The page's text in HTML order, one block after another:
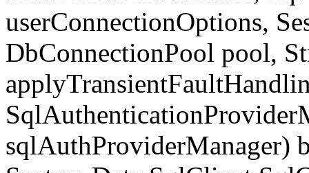
userConnectionOptions,
DbConnectionPool pool,
sqlAuthProviderManager)